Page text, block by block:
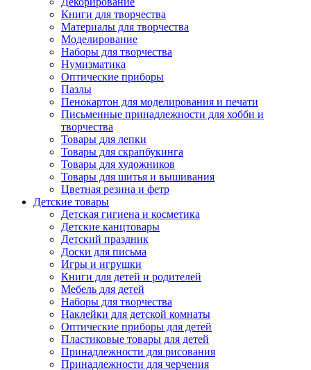
Книги для творчества
Материалы для творчества
Моделирование
Наборы для творчества
Нумизматика
Оптические приборы
Пазлы
Пенокартон для моделирования и печати
Письменные принадлежности для хобби и
творчества
Товары для лепки
Товары для скрапбукинга
Товары для художников
Товары для шитья и вышивания
Цветная резина и фетр
Детские товары
Детская гигиена и косметика
Детские канцтовары
Детский праздник
Доски для письма
Игры и игрушки
Книги для детей и родителей
Мебель для детей
Наборы для творчества
Наклейки для детской комнаты
Оптические приборы для детей
Пластиковые товары для детей
Принадлежности для рисования
Принадлежности для черчения